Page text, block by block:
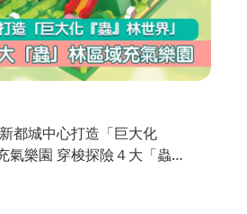
都城中心打造「巨大化
氣樂園 穿梭探險４大「蟲」